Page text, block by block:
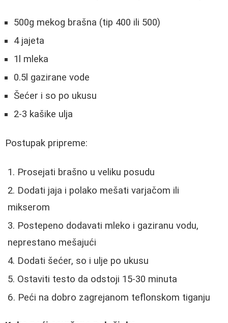
500g mekog brašna (tip 400 ili 500)
4 jajeta
1l mleka
0.5l gazirane vode
Šećer i so po ukusu
2-3 kašike ulja
Postupak pripreme:
Prosejati brašno u veliku posudu
Dodati jaja i polako mešati varjačom ili
mikserom
Postepeno dodavati mleko i gaziranu vodu,
neprestano mešajući
Dodati šećer, so i ulje po ukusu
Ostaviti testo da odstoji 15-30 minuta
Peći na dobro zagrejanom teflonskom tiganju